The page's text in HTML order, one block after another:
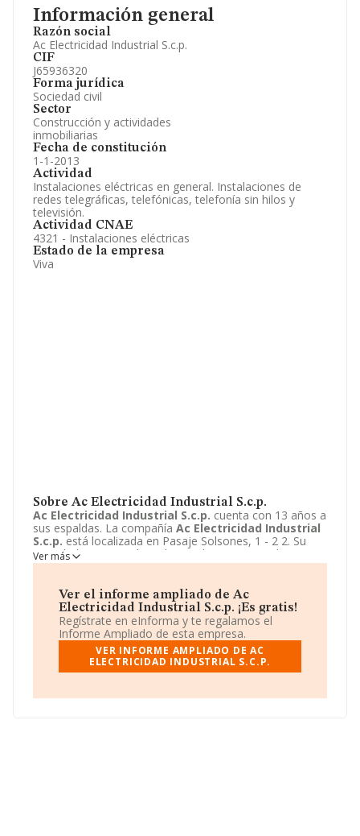
Información general
Razón social
Ac Electricidad Industrial S.c.p.
CIF
J65936320
Forma jurídica
Sociedad civil
Sector
Construcción y actividades
inmobiliarias
Fecha de constitución
1-1-2013
Actividad
Instalaciones eléctricas en general. Instalaciones de
redes telegráficas, telefónicas, telefonía sin hilos y
televisión.
Actividad CNAE
4321 - Instalaciones eléctricas
Estado de la empresa
Viva
Sobre Ac Electricidad Industrial S.c.p.
Ac Electricidad Industrial S.c.p. cuenta con 13 años a
sus espaldas. La compañía Ac Electricidad Industrial
S.c.p. está localizada en Pasaje Solsones, 1 - 2 2. Su
actividad CNAE se ubica dentro de 4321 - Instalaciones
eléctricas.Ac Electricidad Industrial S.c.p.tiene un
Ver más
Ver el informe ampliado de Ac
Electricidad Industrial S.c.p. ¡Es gratis!
Regístrate en eInforma y te regalamos el
Informe Ampliado de esta empresa.
VER INFORME AMPLIADO DE AC
ELECTRICIDAD INDUSTRIAL S.C.P.
Información oficial y registral complementaria.